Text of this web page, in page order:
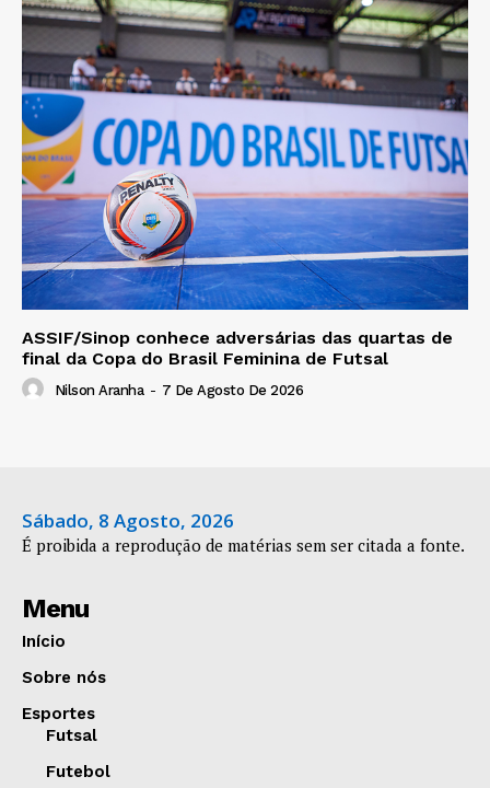
ASSIF/Sinop conhece adversárias das quartas de
final da Copa do Brasil Feminina de Futsal
Nilson Aranha - 7 De Agosto De 2026
Sábado, 8 Agosto, 2026
É proibida a reprodução de matérias sem ser citada a fonte.
Menu
Início
Sobre nós
Esportes
Futsal
Futebol